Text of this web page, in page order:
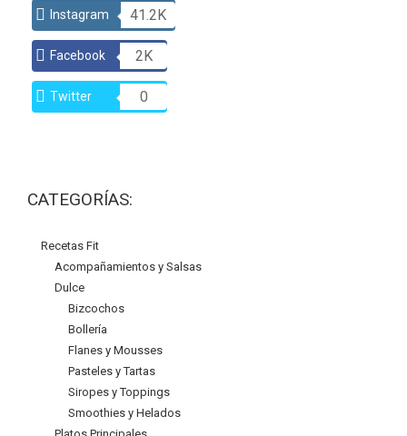
Instagram 41.2K
Facebook 2K
Twitter 0
CATEGORÍAS:
Recetas Fit
Acompañamientos y Salsas
Dulce
Bizcochos
Bollería
Flanes y Mousses
Pasteles y Tartas
Siropes y Toppings
Smoothies y Helados